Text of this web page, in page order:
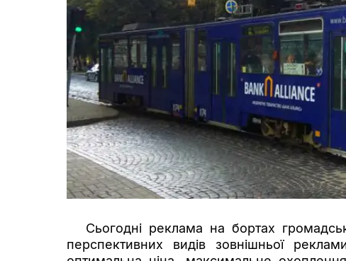
Сьогодні реклама на бортах
перспективних видів зовнішньої